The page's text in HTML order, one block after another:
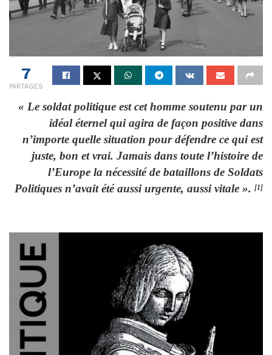
7
PARTAGES
« Le soldat politique est cet homme soutenu par un
idéal éternel qui agira de façon positive dans
n’importe quelle situation pour défendre ce qui est
juste, bon et vrai. Jamais dans toute l’histoire de
l’Europe la nécessité de bataillons de Soldats
Politiques n’avait été aussi urgente, aussi vitale ». [1]